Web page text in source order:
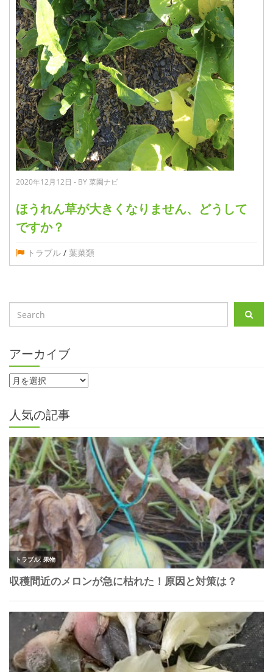
2020年12月12日 - BY 菜園ナビ
ほうれん草が大きくなりません、どうして
ですか？
トラブル / 葉菜類
アーカイブ
人気の記事